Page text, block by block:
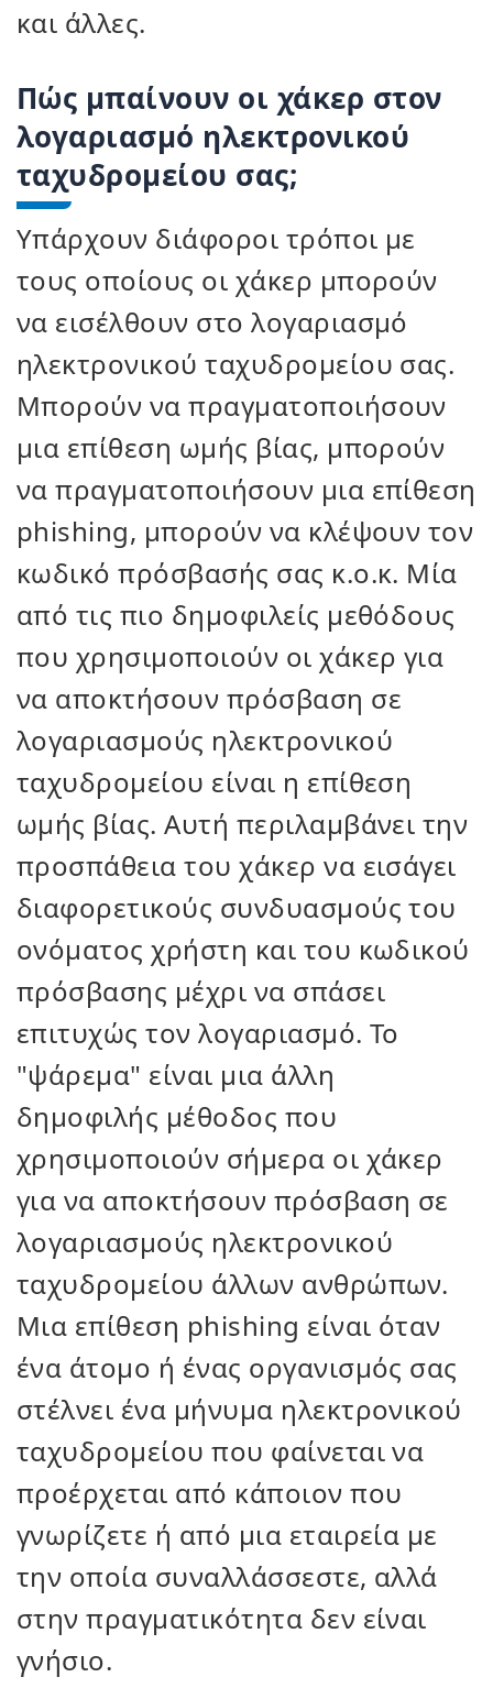
και άλλες.
Πώς μπαίνουν οι χάκερ στον
λογαριασμό ηλεκτρονικού
ταχυδρομείου σας;
Υπάρχουν διάφοροι τρόποι με
τους οποίους οι χάκερ μπορούν
να εισέλθουν στο λογαριασμό
ηλεκτρονικού ταχυδρομείου σας.
Μπορούν να πραγματοποιήσουν
μια επίθεση ωμής βίας, μπορούν
να πραγματοποιήσουν μια επίθεση
phishing, μπορούν να κλέψουν τον
κωδικό πρόσβασής σας κ.ο.κ. Μία
από τις πιο δημοφιλείς μεθόδους
που χρησιμοποιούν οι χάκερ για
να αποκτήσουν πρόσβαση σε
λογαριασμούς ηλεκτρονικού
ταχυδρομείου είναι η επίθεση
ωμής βίας. Αυτή περιλαμβάνει την
προσπάθεια του χάκερ να εισάγει
διαφορετικούς συνδυασμούς του
ονόματος χρήστη και του κωδικού
πρόσβασης μέχρι να σπάσει
επιτυχώς τον λογαριασμό. Το
"ψάρεμα" είναι μια άλλη
δημοφιλής μέθοδος που
χρησιμοποιούν σήμερα οι χάκερ
για να αποκτήσουν πρόσβαση σε
λογαριασμούς ηλεκτρονικού
ταχυδρομείου άλλων ανθρώπων.
Μια επίθεση phishing είναι όταν
ένα άτομο ή ένας οργανισμός σας
στέλνει ένα μήνυμα ηλεκτρονικού
ταχυδρομείου που φαίνεται να
προέρχεται από κάποιον που
γνωρίζετε ή από μια εταιρεία με
την οποία συναλλάσσεστε, αλλά
στην πραγματικότητα δεν είναι
γνήσιο.